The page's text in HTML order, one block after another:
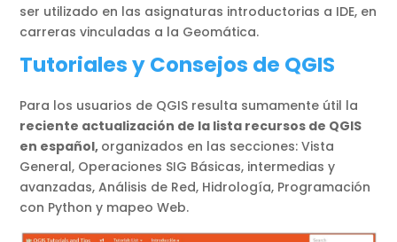
ser utilizado en las asignaturas introductorias a IDE, en
carreras vinculadas a la Geomática.
Tutoriales y Consejos de QGIS
Para los usuarios de QGIS resulta sumamente útil la
reciente actualización de la lista recursos de QGIS
en español, organizados en las secciones: Vista
General, Operaciones SIG Básicas, intermedias y
avanzadas, Análisis de Red, Hidrología, Programación
con Python y mapeo Web.